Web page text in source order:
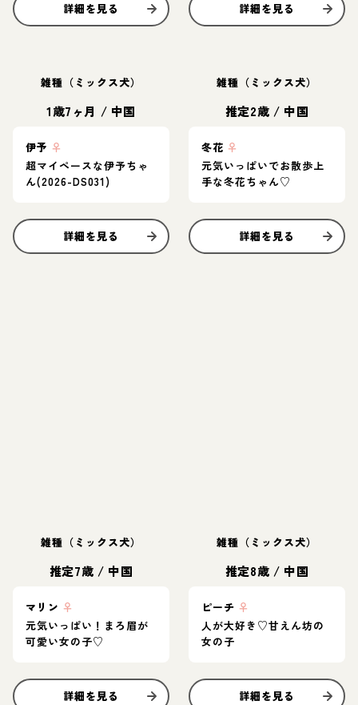
詳細を見る 詳細を見る
雑種（ミックス犬）
1歳7ヶ月 / 中国
伊予 ♀
超マイペースな伊予ちゃ
ん(2026-DS031)
詳細を見る
雑種（ミックス犬）
推定2歳 / 中国
冬花 ♀
元気いっぱいでお散歩上
手な冬花ちゃん♡
詳細を見る
雑種（ミックス犬）
推定7歳 / 中国
マリン ♀
元気いっぱい！まろ眉が
可愛い女の子♡
詳細を見る
雑種（ミックス犬）
推定8歳 / 中国
ピーチ ♀
人が大好き♡甘えん坊の
女の子
詳細を見る